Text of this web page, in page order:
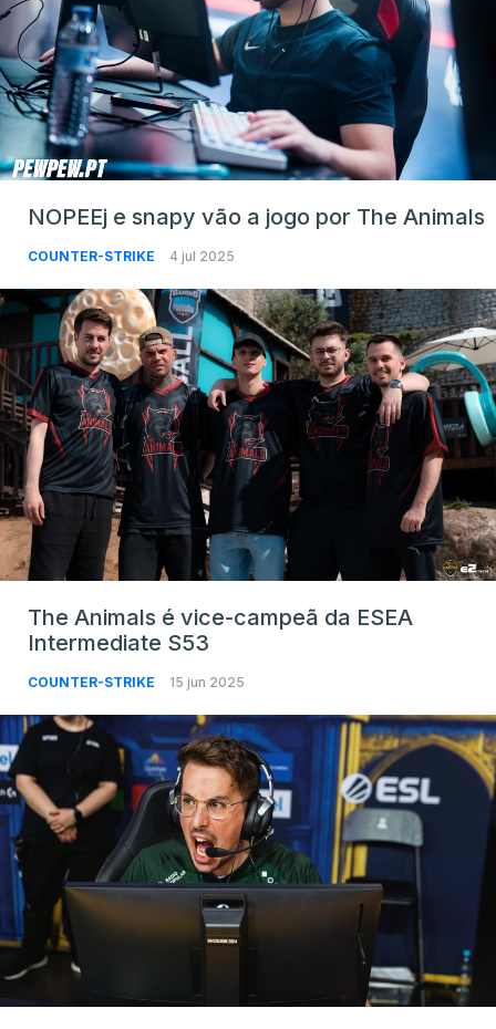
NOPEEj e snapy vão a jogo por The Animals
COUNTER-STRIKE 4 jul 2025
The Animals é vice-campeã da ESEA
Intermediate S53
COUNTER-STRIKE 15 jun 2025